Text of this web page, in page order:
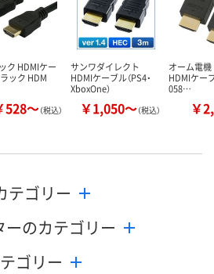
ク HDMIケー
ック HDM
528～（税込）
サンワダイレクト
HDMIケーブル（PS4・
XboxOne）
￥1,050～（税込）
オーム電
HDMIケー
058…
￥
テゴリー
のカテゴリー
ゴリー